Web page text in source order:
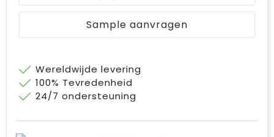
Sample aanvragen
Wereldwijde levering
100% Tevredenheid
24/7 ondersteuning